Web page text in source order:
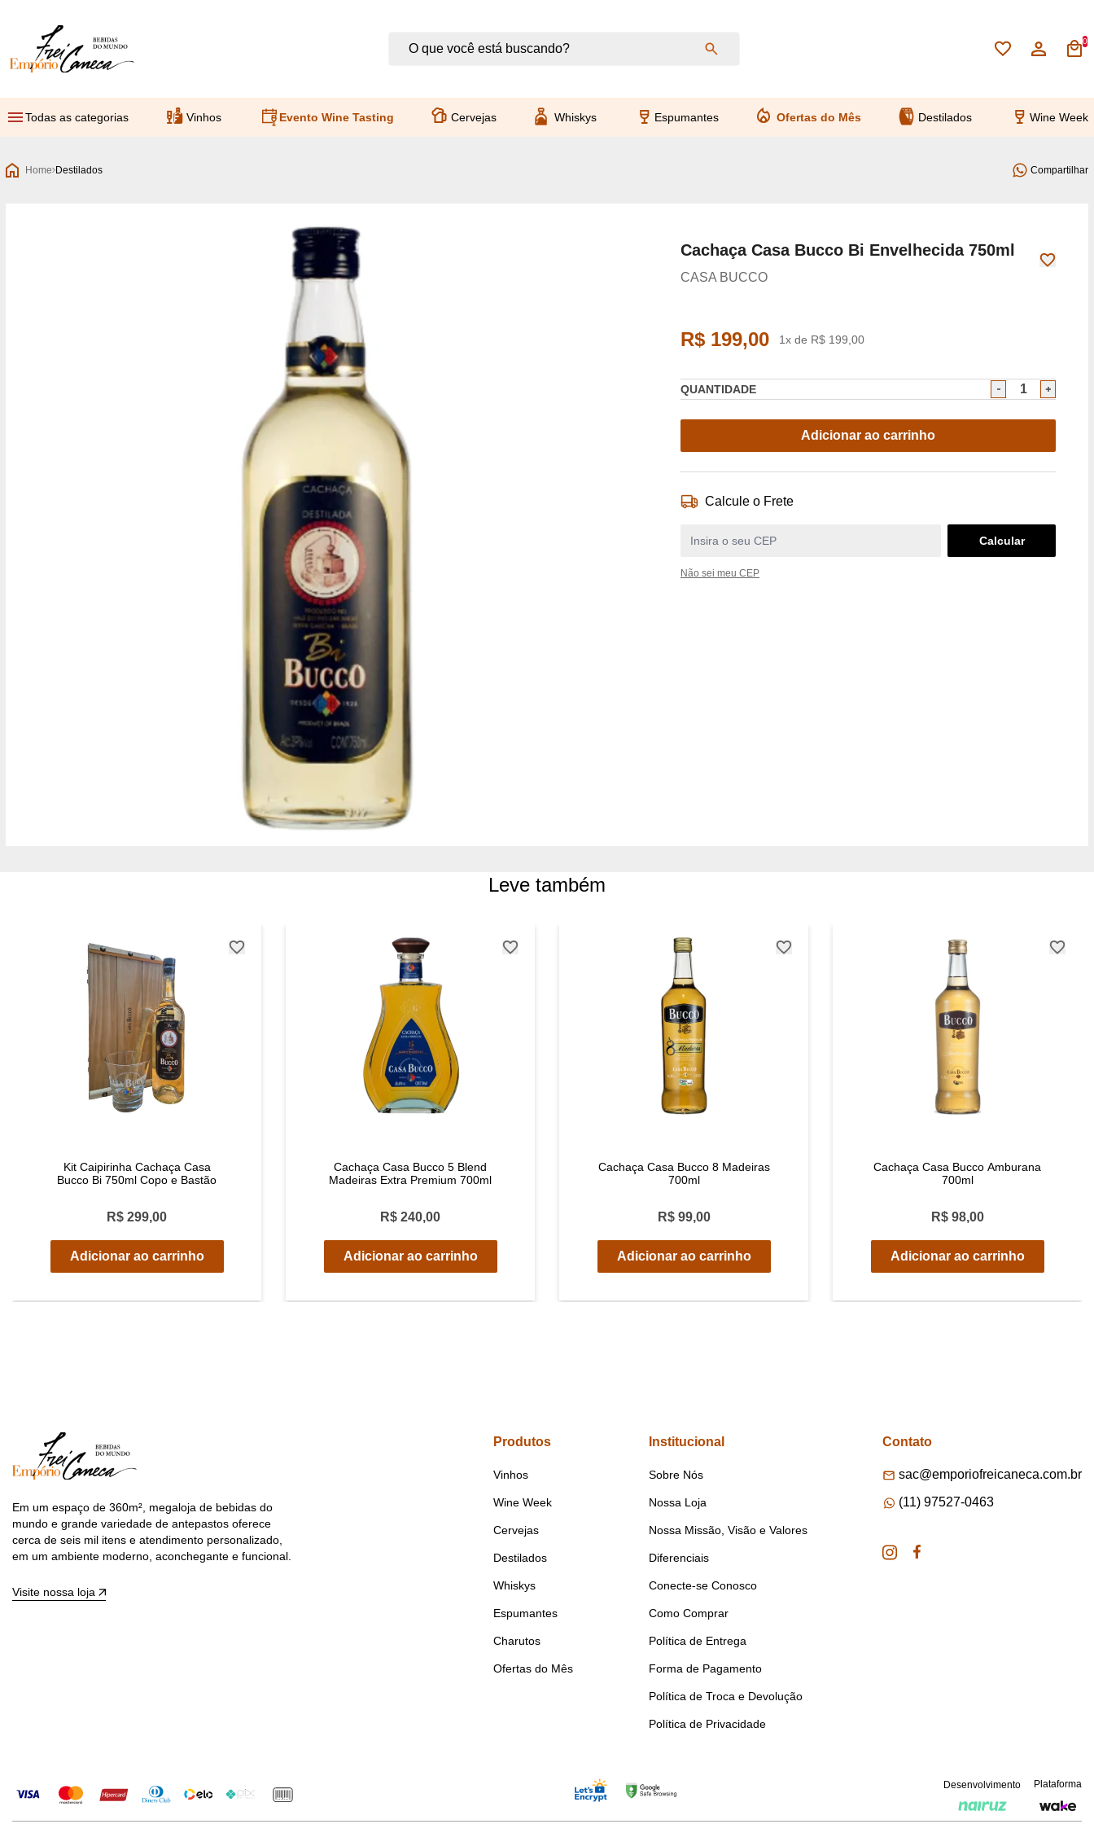
0
Todas as categorias Vinhos Evento Wine Tasting Cervejas Whiskys Espumantes Ofertas do Mês Destilados Wine Week
Home Destilados Compartilhar
Cachaça Casa Bucco Bi Envelhecida 750ml
CASA BUCCO
R$ 199,00 1x de R$ 199,00
QUANTIDADE
Adicionar ao carrinho
Calcule o Frete
Não sei meu CEP
Leve também
Kit Caipirinha Cachaça Casa
Bucco Bi 750ml Copo e Bastão
R$ 299,00
Adicionar ao carrinho
Cachaça Casa Bucco 5 Blend
Madeiras Extra Premium 700ml
R$ 240,00
Adicionar ao carrinho
Cachaça Casa Bucco 8 Madeiras
700ml
R$ 99,00
Adicionar ao carrinho
Cachaça Casa Bucco Amburana
700ml
R$ 98,00
Adicionar ao carrinho
Em um espaço de 360m², megaloja de bebidas do
mundo e grande variedade de antepastos oferece
cerca de seis mil itens e atendimento personalizado,
em um ambiente moderno, aconchegante e funcional.
Visite nossa loja
Produtos
Vinhos
Wine Week
Cervejas
Destilados
Whiskys
Espumantes
Charutos
Ofertas do Mês
Institucional
Sobre Nós
Nossa Loja
Nossa Missão, Visão e Valores
Diferenciais
Conecte-se Conosco
Como Comprar
Política de Entrega
Forma de Pagamento
Política de Troca e Devolução
Política de Privacidade
Contato
sac@emporiofreicaneca.com.br
(11) 97527-0463
Desenvolvimento Plataforma